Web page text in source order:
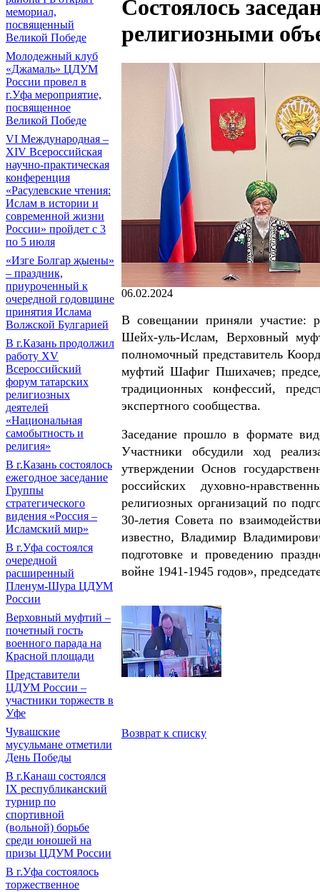
мемориал,
посвященный
Великой Победе
Молодежный клуб
«Джамаль» ЦДУМ
России провел в
г.Уфа мероприятие,
посвященное
Великой Победе
VI Международная –
ХIV Всероссийская
научно-практическая
конференция
«Расулевские чтения:
Ислам в истории и
современной жизни
России» пройдет с 3
по 5 июля
«Изге Болгар җыены»
– праздник,
приуроченный к
очередной годовщине
принятия Ислама
Волжской Булгарией
В г.Казань продолжил
работу XV
Всероссийский
форум татарских
религиозных
деятелей
«Национальная
самобытность и
религия»
В г.Казань состоялось
ежегодное заседание
Группы
стратегического
видения «Россия –
Исламский мир»
В г.Уфа состоялся
очередной
расширенный
Пленум-Шура ЦДУМ
России
Верховный муфтий –
почетный гость
военного парада на
Красной площади
Представители
ЦДУМ России –
участники торжеств в
Уфе
Чувашские
мусульмане отметили
День Победы
В г.Канаш состоялся
IX республиканский
турнир по
спортивной
(вольной) борьбе
среди юношей на
призы ЦДУМ России
В г.Уфа состоялось
торжественное
Состоялось
религиозными
06.02.2024
В совещании приняли участие:
Шейх-уль-Ислам, Верховный
полномочный представитель
муфтий Шафиг Пшихачев;
традиционных конфессий,
экспертного сообщества.
Заседание прошло в формате
Участники обсудили ход
утверждении Основ
российских духовно-
религиозных организаций по
30-летия Совета по
известно, Владимир
подготовке и проведению
войне 1941-1945 годов»,
Возврат к списку